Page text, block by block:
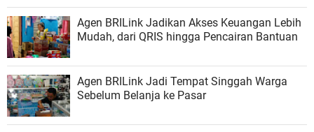
Agen BRILink Jadikan Akses Keuangan Lebih
Mudah, dari QRIS hingga Pencairan Bantuan
Agen BRILink Jadi Tempat Singgah Warga
Sebelum Belanja ke Pasar